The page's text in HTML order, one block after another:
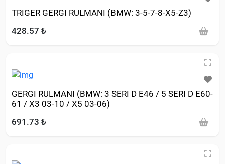
TRIGER GERGI RULMANI (BMW: 3-5-7-8-X5-Z3)
428.57 ₺
GERGI RULMANI (BMW: 3 SERI D E46 / 5 SERI D E60-
61 / X3 03-10 / X5 03-06)
691.73 ₺